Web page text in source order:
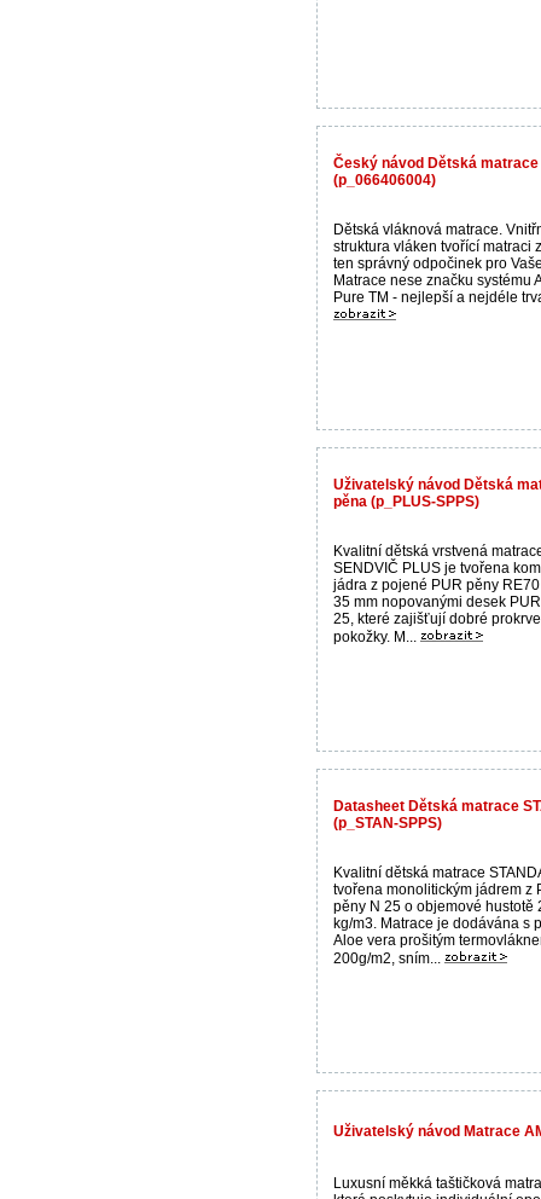
Český návod Dětská matrace
(p_066406004)
Dětská vláknová matrace.
struktura vláken tvořící matraci
ten správný odpočinek pro
Matrace nese značku systému
Pure TM - nejlepší a nejdéle
Uživatelský návod Dětská
pěna (p_PLUS-SPPS)
Kvalitní dětská vrstvená
SENDVIČ PLUS je tvořena
jádra z pojené PUR pěny
35 mm nopovanými desek
25, které zajišťují dobré
pokožky. M...
Datasheet Dětská matrace
(p_STAN-SPPS)
Kvalitní dětská matrace
tvořena monolitickým jádrem z
pěny N 25 o objemové hustotě
kg/m3. Matrace je dodávána s
Aloe vera prošitým
200g/m2, sním...
Uživatelský návod Matrace
Luxusní měkká taštičková